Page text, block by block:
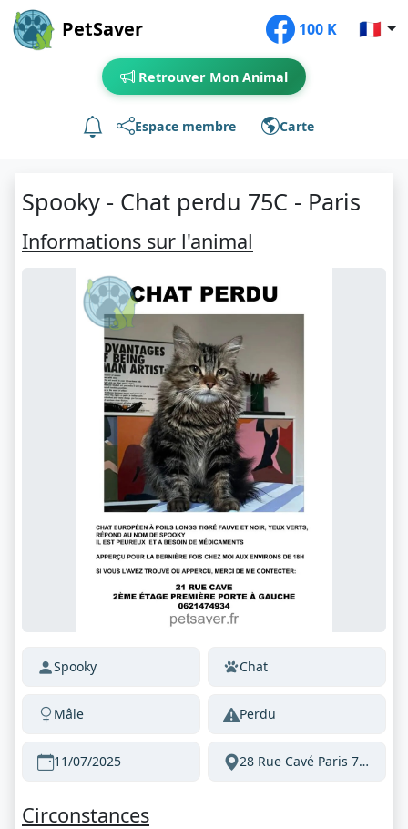
PetSaver 100 K 🇫🇷
Retrouver Mon Animal
Espace membre Carte
Spooky - Chat perdu 75C - Paris
Informations sur l'animal
Spooky Chat
Mâle Perdu
11/07/2025 28 Rue Cavé Paris 75018 France
Circonstances